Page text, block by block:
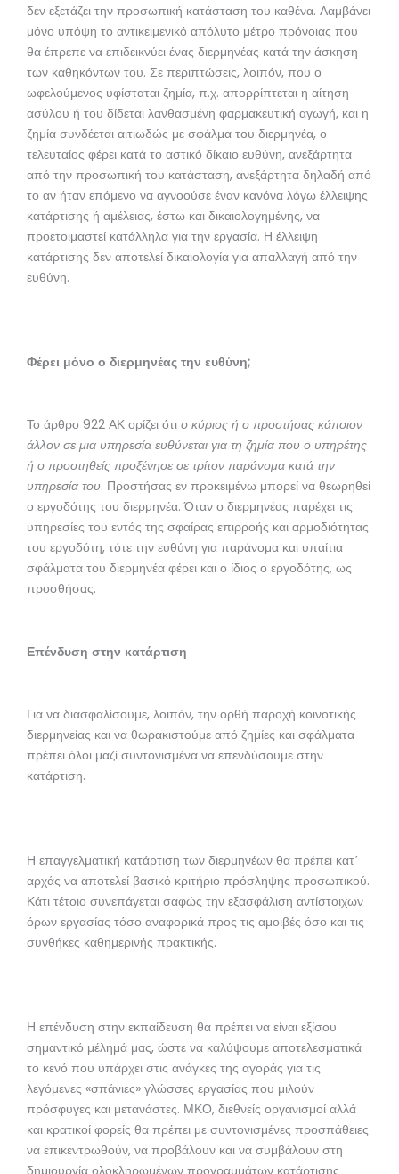
δεν εξετάζει την προσωπική κατάσταση του καθένα. Λαμβάνει
μόνο υπόψη το αντικειμενικό απόλυτο μέτρο πρόνοιας που
θα έπρεπε να επιδεικνύει ένας διερμηνέας κατά την άσκηση
των καθηκόντων του. Σε περιπτώσεις, λοιπόν, που ο
ωφελούμενος υφίσταται ζημία, π.χ. απορρίπτεται η αίτηση
ασύλου ή του δίδεται λανθασμένη φαρμακευτική αγωγή, και η
ζημία συνδέεται αιτιωδώς με σφάλμα του διερμηνέα, ο
τελευταίος φέρει κατά το αστικό δίκαιο ευθύνη, ανεξάρτητα
από την προσωπική του κατάσταση, ανεξάρτητα δηλαδή από
το αν ήταν επόμενο να αγνοούσε έναν κανόνα λόγω έλλειψης
κατάρτισης ή αμέλειας, έστω και δικαιολογημένης, να
προετοιμαστεί κατάλληλα για την εργασία. Η έλλειψη
κατάρτισης δεν αποτελεί δικαιολογία για απαλλαγή από την
ευθύνη.
Φέρει μόνο ο διερμηνέας την ευθύνη;
Το άρθρο 922 ΑΚ ορίζει ότι ο κύριος ή ο προστήσας κάποιον
άλλον σε μια υπηρεσία ευθύνεται για τη ζημία που ο υπηρέτης
ή ο προστηθείς προξένησε σε τρίτον παράνομα κατά την
υπηρεσία του. Προστήσας εν προκειμένω μπορεί να θεωρηθεί
ο εργοδότης του διερμηνέα. Όταν ο διερμηνέας παρέχει τις
υπηρεσίες του εντός της σφαίρας επιρροής και αρμοδιότητας
του εργοδότη, τότε την ευθύνη για παράνομα και υπαίτια
σφάλματα του διερμηνέα φέρει και ο ίδιος ο εργοδότης, ως
προσθήσας.
Επένδυση στην κατάρτιση
Για να διασφαλίσουμε, λοιπόν, την ορθή παροχή κοινοτικής
διερμηνείας και να θωρακιστούμε από ζημίες και σφάλματα
πρέπει όλοι μαζί συντονισμένα να επενδύσουμε στην
κατάρτιση.
Η επαγγελματική κατάρτιση των διερμηνέων θα πρέπει κατ΄
αρχάς να αποτελεί βασικό κριτήριο πρόσληψης προσωπικού.
Κάτι τέτοιο συνεπάγεται σαφώς την εξασφάλιση αντίστοιχων
όρων εργασίας τόσο αναφορικά προς τις αμοιβές όσο και τις
συνθήκες καθημερινής πρακτικής.
Η επένδυση στην εκπαίδευση θα πρέπει να είναι εξίσου
σημαντικό μέλημά μας, ώστε να καλύψουμε αποτελεσματικά
το κενό που υπάρχει στις ανάγκες της αγοράς για τις
λεγόμενες «σπάνιες» γλώσσες εργασίας που μιλούν
πρόσφυγες και μετανάστες. ΜΚΟ, διεθνείς οργανισμοί αλλά
και κρατικοί φορείς θα πρέπει με συντονισμένες προσπάθειες
να επικεντρωθούν, να προβάλουν και να συμβάλουν στη